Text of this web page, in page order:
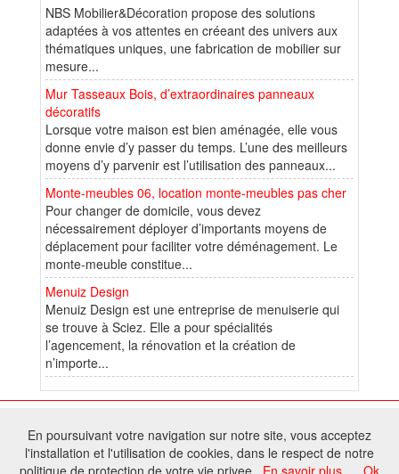
NBS Mobilier&Décoration propose des solutions
adaptées à vos attentes en créeant des univers aux
thématiques uniques, une fabrication de mobilier sur
mesure...
Mur Tasseaux Bois, d’extraordinaires panneaux
décoratifs
Lorsque votre maison est bien aménagée, elle vous
donne envie d’y passer du temps. L’une des meilleurs
moyens d’y parvenir est l’utilisation des panneaux...
Monte-meubles 06, location monte-meubles pas cher
Pour changer de domicile, vous devez
nécessairement déployer d’importants moyens de
déplacement pour faciliter votre déménagement. Le
monte-meuble constitue...
Menuiz Design
Menuiz Design est une entreprise de menuiserie qui
se trouve à Sciez. Elle a pour spécialités
l’agencement, la rénovation et la création de
n’importe...
FontAwesome
Tous droits réservés - Toute reproduction du contenu de ce site, même
En poursuivant votre navigation sur notre site, vous acceptez
l'installation et l'utilisation de cookies, dans le respect de notre
politique de protection de votre vie privee.
En savoir plus Ok